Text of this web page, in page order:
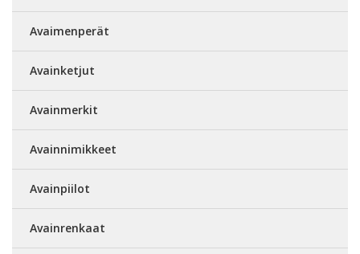
Avaimenperät
Avainketjut
Avainmerkit
Avainnimikkeet
Avainpiilot
Avainrenkaat